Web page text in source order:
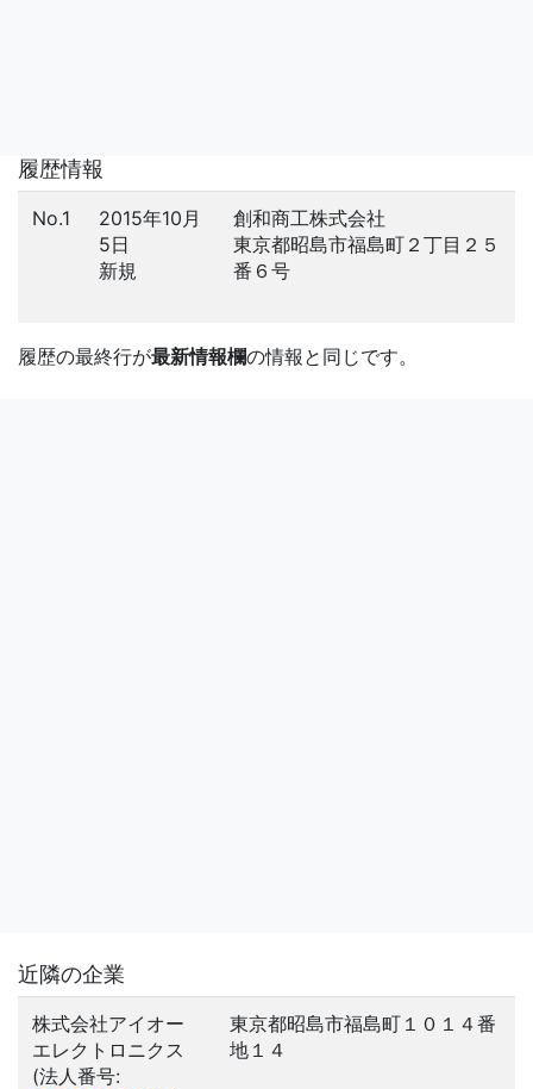
履歴情報
No.1
2015年10月
5日
新規
創和商工株式会社
東京都昭島市福島町２丁目２５
番６号
履歴の最終行が最新情報欄の情報と同じです。
近隣の企業
株式会社アイオー
エレクトロニクス
(法人番号:
東京都昭島市福島町１０１４番
地１４